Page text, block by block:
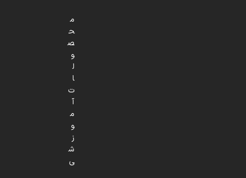
م
ح
ص
و
ل
ا
ت
آ
م
و
ز
ش
ی